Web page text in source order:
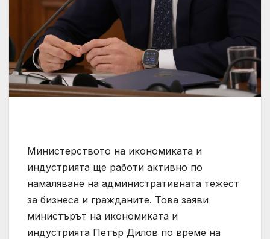
Министерството на икономиката и
индустрията ще работи активно по
намаляване на административната тежест
за бизнеса и гражданите. Това заяви
министърът на икономиката и
индустрията Петър Дилов по време на